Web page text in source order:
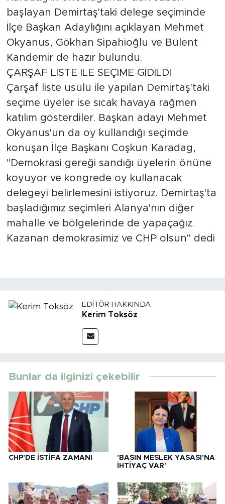
başlayan Demirtaş'taki delege seçiminde
İlçe Başkan Adaylığını açıklayan Mehmet
Okyanus, Gökhan Sipahioğlu ve Bülent
Kandemir de hazır bulundu.
ÇARŞAF LİSTE İLE SEÇİME GİDİLDİ
Çarşaf liste usülü ile yapılan Demirtaş'taki
seçime üyeler ise sıcak havaya rağmen
katılım gösterdiler. Başkan adayı Mehmet
Okyanus'un da oy kullandığı seçimde
konuşan İlçe Başkanı Coşkun Karadag,
"Demokrasi gereği sandığı üyelerin önüne
koyuyor ve kongrede oy kullanacak
delegeyi belirlemesini istiyoruz. Demirtaş'ta
başladığımız seçimleri Alanya'nın diğer
mahalle ve bölgelerinde de yapaçağız.
Kazanan demokrasimiz ve CHP olsun" dedi
EDITÖR HAKKINDA
Kerim Toksöz
Bunlar da ilginizi çekebilir
CHP'DE İSTİFA ZAMANI
'BASIN MESLEK YASASI'NA
İHTİYAÇ VAR'